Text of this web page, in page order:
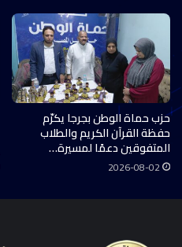
حزب حماة الوطن بجرجا يكرّم
حفظة القرآن الكريم والطلاب
المتفوقين دعمًا لمسيرة…
2026-08-02